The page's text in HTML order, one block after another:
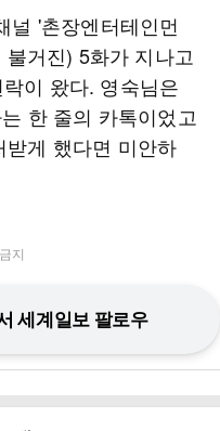
널 '촌장엔터테인먼
거진) 5화가 지나고
이 왔다. 영숙님은
한 줄의 카톡이었고
게 했다면 미안하
지
세계일보 팔로우